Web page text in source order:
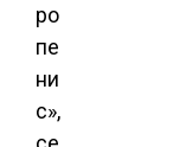
ро
пе
ни
с»,